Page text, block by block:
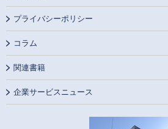
プライバシーポリシー
コラム
関連書籍
企業サービスニュース